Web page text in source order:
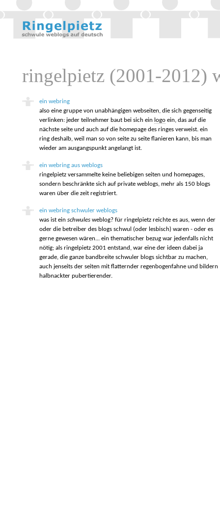
ringelpietz (2001-2012)
ein webring
also eine gruppe von unabhängigen webseiten, die sich gegenseitig
verlinken: jeder teilnehmer baut bei sich ein logo ein, das auf die
nächste seite und auch auf die homepage des ringes verweist. ein
ring deshalb, weil man so von seite zu seite flanieren kann, bis man
wieder am ausgangspunkt angelangt ist.
ein webring aus weblogs
ringelpietz versammelte keine beliebigen seiten und homepages,
sondern beschränkte sich auf private weblogs, mehr als 150 blogs
waren über die zeit registriert.
ein webring schwuler weblogs
was ist ein schwules weblog? für ringelpietz reichte es aus, wenn der
oder die betreiber des blogs schwul (oder lesbisch) waren - oder es
gerne gewesen wären... ein thematischer bezug war jedenfalls nicht
nötig; als ringelpietz 2001 entstand, war eine der ideen dabei ja
gerade, die ganze bandbreite schwuler blogs sichtbar zu machen,
auch jenseits der seiten mit flatternder regenbogenfahne und bildern
halbnackter pubertierender.